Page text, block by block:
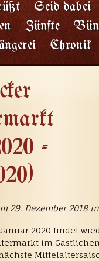
Seid dabei
Zünfte
Chronik
-
29. Dezember 2018 in
2020 findet
im